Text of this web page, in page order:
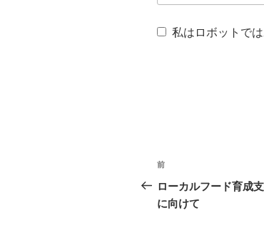
私はロボットでは
投
稿
ナ
前
の
投
前
ローカルフード育成
に向けて